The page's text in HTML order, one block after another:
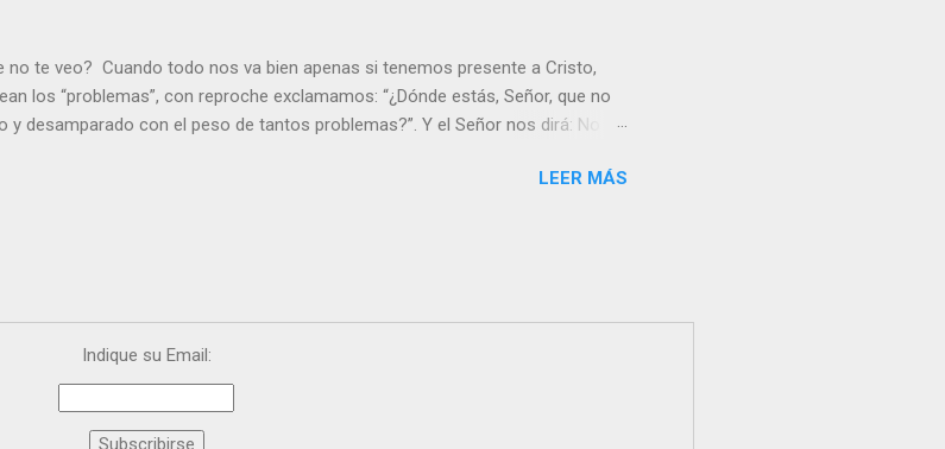
no te veo? Cuando todo nos va bien apenas si tenemos presente a Cristo,
los “problemas”, con reproche exclamamos: “¿Dónde estás, Señor, que no
y desamparado con el peso de tantos problemas?”. Y el Señor nos dirá: No
y no gozas de la vida. ¿Cómo puedes creer que Yo dejo a nadie sólo con
así, es que Cristo te ha acariciado con su Resurrecc...
LEER MÁS
Indique su Email: